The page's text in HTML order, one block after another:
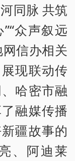
同脉 共筑
众声叙远
信办相关
现联动传
哈密市融
融媒传播
疆故事的
、阿迪莱